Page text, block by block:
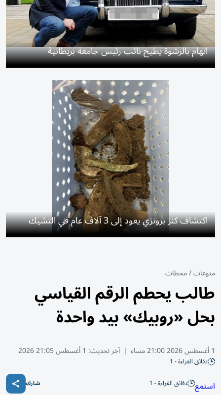
اتهام بالرشوة يطيح نائب رئيس جامعة بريطانية
اكتشاف كنز برونزي يعود إلى 3 آلاف عام في التشيك
منوعات/محطات
طالب يحطم الرقم القياسي
بحل «روبيك» بيد واحدة
1 أغسطس 2026 21:00 مساء | آخر تحديث: 1 أغسطس 21:05 2026
دقائق القراءة - 1
استمع دقائق القراءة - 1 شارك